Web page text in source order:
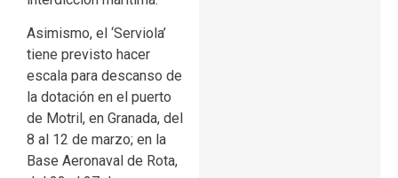
Asimismo, el ‘Serviola’
tiene previsto hacer
escala para descanso de
la dotación en el puerto
de Motril, en Granada, del
8 al 12 de marzo; en la
Base Aeronaval de Rota,